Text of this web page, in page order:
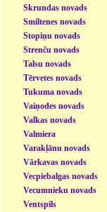
Skrundas novads
Smiltenes novads
Stopiņu novads
Strenču novads
Talsu novads
Tērvetes novads
Tukuma novads
Vaiņodes novads
Valkas novads
Valmiera
Varakļānu novads
Vārkavas novads
Vecpiebalgas novads
Vecumnieku novads
Ventspils